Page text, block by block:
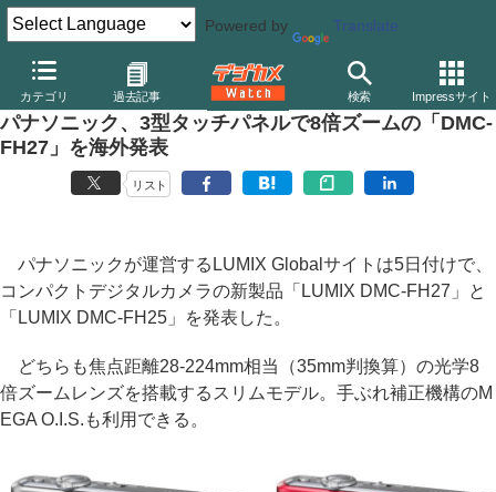
Powered by Translate
カテゴリ 過去記事 検索 Impressサイト
デジカメ Watch カメラ レンズ一体型（コンパクト）カメラ パ
パナソニック、3型タッチパネルで8倍ズームの「DMC-
FH27」を海外発表
リスト
パナソニックが運営するLUMIX Globalサイトは5日付けで、
コンパクトデジタルカメラの新製品「LUMIX DMC-FH27」と
「LUMIX DMC-FH25」を発表した。
どちらも焦点距離28-224mm相当（35mm判換算）の光学8
倍ズームレンズを搭載するスリムモデル。手ぶれ補正機構のM
EGA O.I.S.も利用できる。